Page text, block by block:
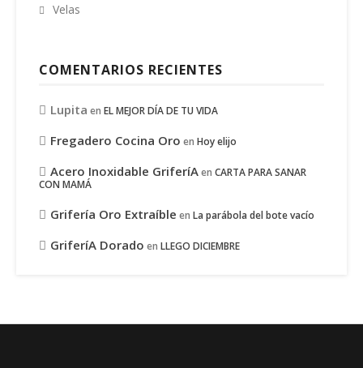
Velas
COMENTARIOS RECIENTES
Lupita en EL MEJOR DÍA DE TU VIDA
Fregadero Cocina Oro en Hoy elijo
Acero Inoxidable GriferíAen CARTA PARA SANAR
CON MAMÁ
Grifería Oro Extraíble en La parábola del bote vacío
GriferíA Dorado en LLEGO DICIEMBRE